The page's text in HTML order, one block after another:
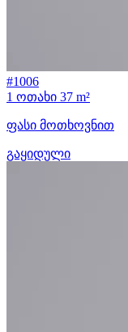
#1006
1 ოთახი 37 m²
ფასი მოთხოვნით
გაყიდული